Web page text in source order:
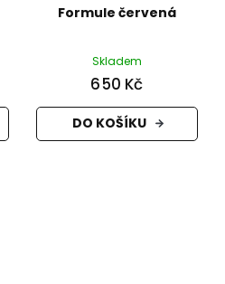
Formule červená
Skladem
650 Kč
DO KOŠÍKU